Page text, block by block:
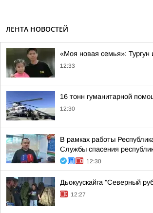
ЛЕНТА НОВОСТЕЙ
«Моя новая семья»:
12:33
16 тонн гуманитарной
12:30
В рамках работы
Службы спасения
12:30
Дьокуускайга "Северный
12:27